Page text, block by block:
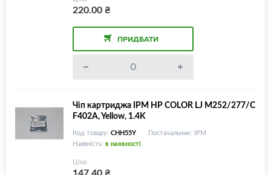
220.00₴
ПРИДБАТИ
Чіп картриджа IPM HP COLOR LJ M252/277/C
F402A, Yellow, 1.4K
Код товару: CHH55Y
Постачальник: IPM
Наявність: в наявності
Ціна
147.40₴